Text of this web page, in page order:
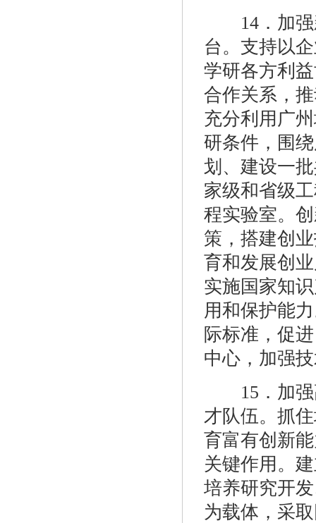
14．加强
台。支持以
学研各方利
合作关系，
充分利用广
研条件，围
划、建设一
家级和省级
程实验室。
策，搭建创
育和发展创
实施国家知
用和保护能
际标准，促
中心，加强
15．加强
才队伍。抓
育富有创新
关键作用。
培养研究开
为载体，采